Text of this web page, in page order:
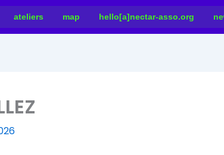
ateliers map hello[a]nectar-asso.org